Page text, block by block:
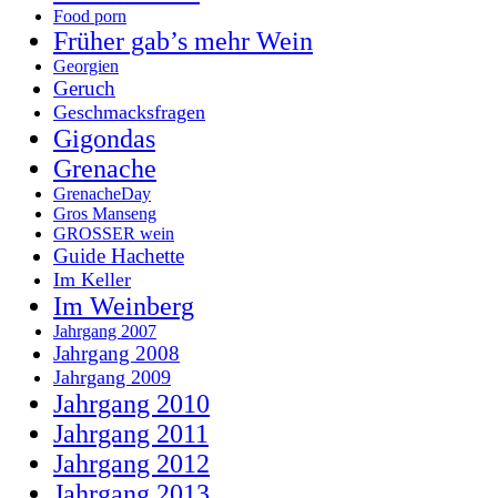
Food porn
Früher gab’s mehr Wein
Georgien
Geruch
Geschmacksfragen
Gigondas
Grenache
GrenacheDay
Gros Manseng
GROSSER wein
Guide Hachette
Im Keller
Im Weinberg
Jahrgang 2007
Jahrgang 2008
Jahrgang 2009
Jahrgang 2010
Jahrgang 2011
Jahrgang 2012